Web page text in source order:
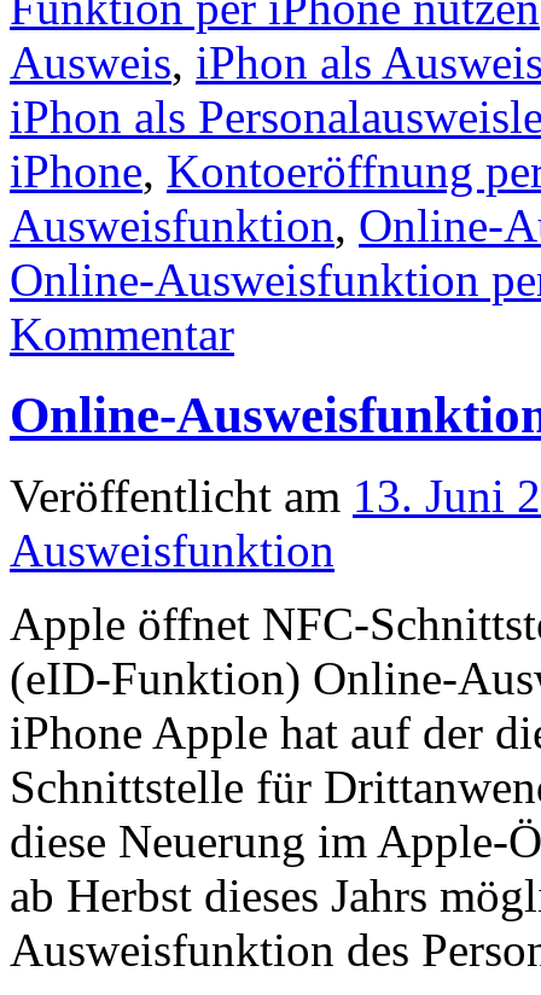
Ausweis, iPhon als
iPhon als
iPhone, Kontoeröffnung
Ausweisfunktion, Online-
Online-Ausweisfunktion
Kommentar
Online-
Veröffentlicht am 13. Juni
Ausweisfunktion
Apple öffnet NFC-
(eID-Funktion) Online-
iPhone Apple hat auf der
Schnittstelle für
diese Neuerung im Apple-
ab Herbst dieses Jahrs
Ausweisfunktion des